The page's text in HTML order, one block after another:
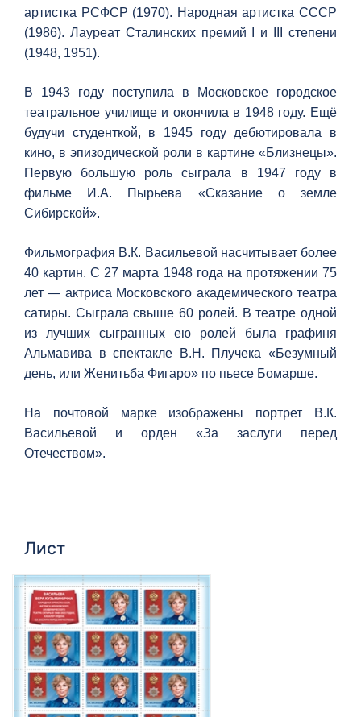
артистка РСФСР (1970). Народная артистка СССР
(1986). Лауреат Сталинских премий I и III степени
(1948, 1951).
В 1943 году поступила в Московское городское
театральное училище и окончила в 1948 году. Ещё
будучи студенткой, в 1945 году дебютировала в
кино, в эпизодической роли в картине «Близнецы».
Первую большую роль сыграла в 1947 году в
фильме И.А. Пырьева «Сказание о земле
Сибирской».
Фильмография В.К. Васильевой насчитывает более
40 картин. С 27 марта 1948 года на протяжении 75
лет — актриса Московского академического театра
сатиры. Сыграла свыше 60 ролей. В театре одной
из лучших сыгранных ею ролей была графиня
Альмавива в спектакле В.Н. Плучека «Безумный
день, или Женитьба Фигаро» по пьесе Бомарше.
На почтовой марке изображены портрет В.К.
Васильевой и орден «За заслуги перед
Отечеством».
Лист